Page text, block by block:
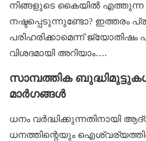
നിങ്ങളുടെ കൈയിൽ എത്തുന്ന
നഷ്ടപ്പെടുന്നുണ്ടോ? ഇത്തരം
പരിഹരിക്കാമെന്ന്
വിശദമായി അറിയാം….
സാമ്പത്തിക
മാര്‍ഗങ്ങള്‍
ധനം വർദ്ധിക്കുന്നതിനായി
ധനത്തിന്റെയും